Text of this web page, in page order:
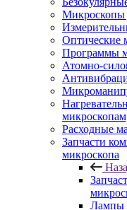
Микроскопы
Оптические
Программы
Атомно-
Расходные
Запчасти
микроскопа
Лампы